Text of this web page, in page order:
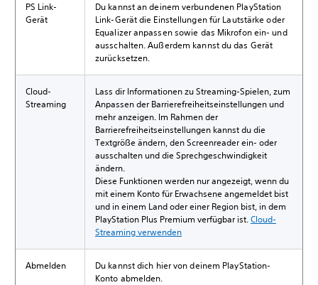
PS Link-
Gerät
Du kannst an deinem verbundenen PlayStation
Link-Gerät die Einstellungen für Lautstärke oder
Equalizer anpassen sowie das Mikrofon ein- und
ausschalten. Außerdem kannst du das Gerät
zurücksetzen.
Cloud-
Streaming
Lass dir Informationen zu Streaming-Spielen, zum
Anpassen der Barrierefreiheitseinstellungen und
mehr anzeigen. Im Rahmen der
Barrierefreiheitseinstellungen kannst du die
Textgröße ändern, den Screenreader ein- oder
ausschalten und die Sprechgeschwindigkeit
ändern.
Diese Funktionen werden nur angezeigt, wenn du
mit einem Konto für Erwachsene angemeldet bist
und in einem Land oder einer Region bist, in dem
PlayStation Plus Premium verfügbar ist.Cloud-
Streaming verwenden
Abmelden
Du kannst dich hier von deinem PlayStation-
Konto abmelden.